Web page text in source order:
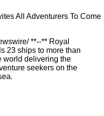
All Adventurers To Come
**--** Royal
23 ships to more than
world delivering the
seekers on the